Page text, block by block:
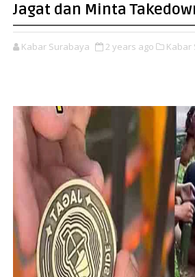
Jagat dan Minta
Kabar Surabaya 2 years ago Kabar